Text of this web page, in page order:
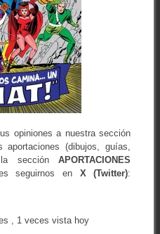
opiniones a nuestra sección
(dibujos, guías,
la secciónAPORTACIONES
seguirnos en X (Twitter):
, 1 veces vista hoy